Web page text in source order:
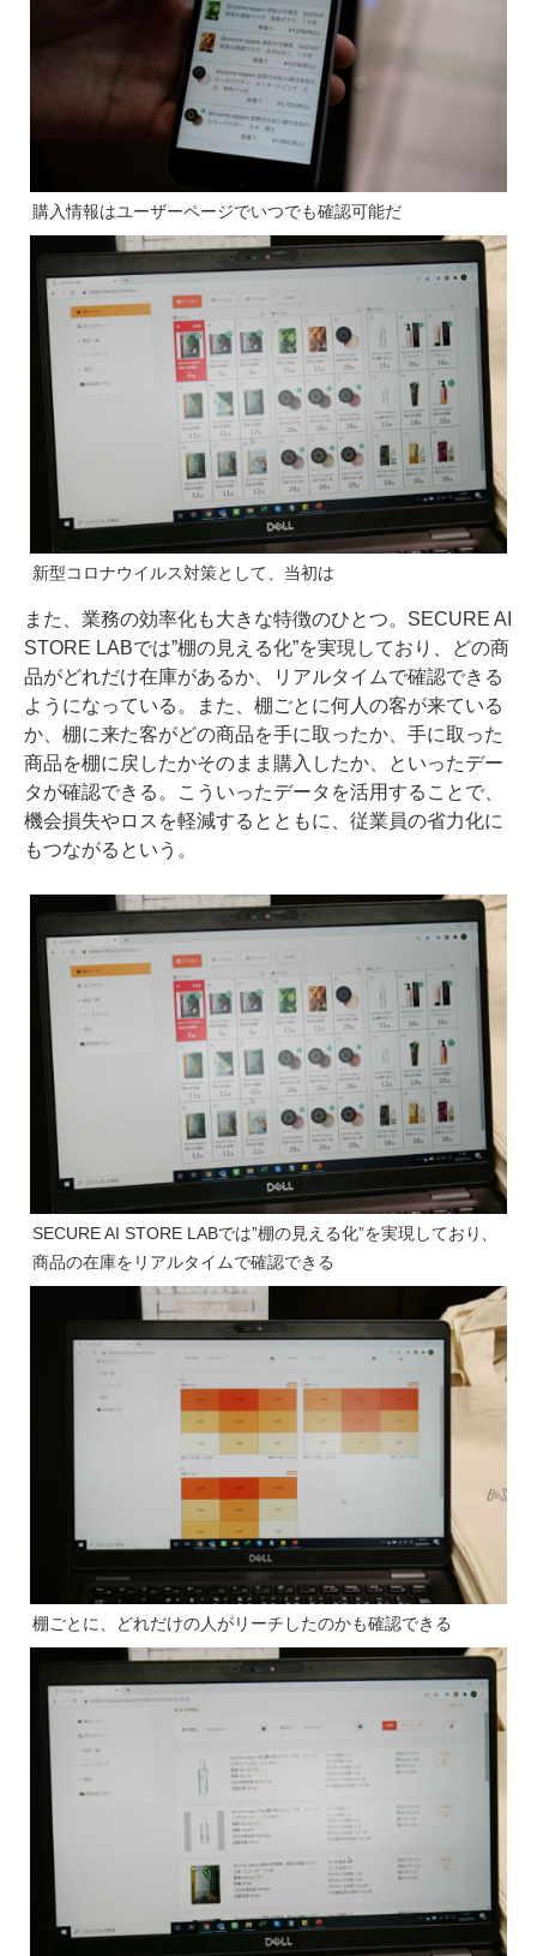
購入情報はユーザーページでいつでも確認可能だ
新型コロナウイルス対策として、当初は
また、業務の効率化も大きな特徴のひとつ。SECURE AI
STORE LABでは”棚の見える化”を実現しており、どの商
品がどれだけ在庫があるか、リアルタイムで確認できる
ようになっている。また、棚ごとに何人の客が来ている
か、棚に来た客がどの商品を手に取ったか、手に取った
商品を棚に戻したかそのまま購入したか、といったデー
タが確認できる。こういったデータを活用することで、
機会損失やロスを軽減するとともに、従業員の省力化に
もつながるという。
SECURE AI STORE LABでは”棚の見える化”を実現しており、
商品の在庫をリアルタイムで確認できる
棚ごとに、どれだけの人がリーチしたのかも確認できる